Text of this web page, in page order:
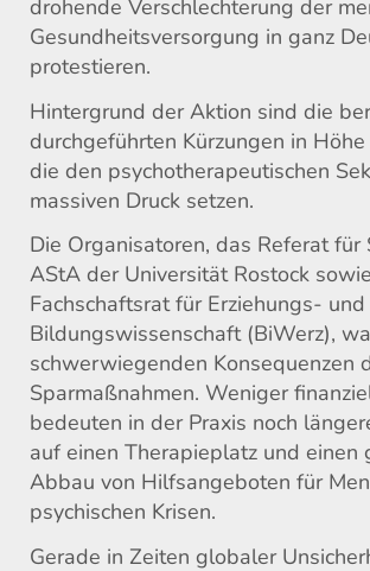
drohende Verschlechterung der
Gesundheitsversorgung in ganz
protestieren.
Hintergrund der Aktion sind die
durchgeführten Kürzungen in
die den psychotherapeutischen
massiven Druck setzen.
Die Organisatoren, das Referat für
AStA der Universität Rostock
Fachschaftsrat für Erziehungs- und
Bildungswissenschaft (BiWerz),
schwerwiegenden Konsequenzen
Sparmaßnahmen. Weniger
bedeuten in der Praxis noch
auf einen Therapieplatz und einen
Abbau von Hilfsangeboten für
psychischen Krisen.
Gerade in Zeiten globaler